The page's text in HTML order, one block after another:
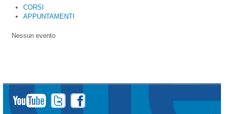
CORSI
APPUNTAMENTI
Nessun evento